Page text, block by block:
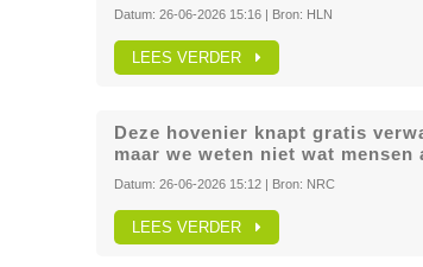
Datum: 26-06-2026 15:16| Bron: HLN
LEES VERDER
Deze hovenier knapt gratis
maar we weten niet wat mensen
Datum: 26-06-2026 15:12| Bron: NRC
LEES VERDER